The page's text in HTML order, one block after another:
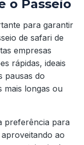
o Passeio
para garantir
de safari de
empresas
rápidas, ideais
pausas do
mais longas ou
preferência para
ao